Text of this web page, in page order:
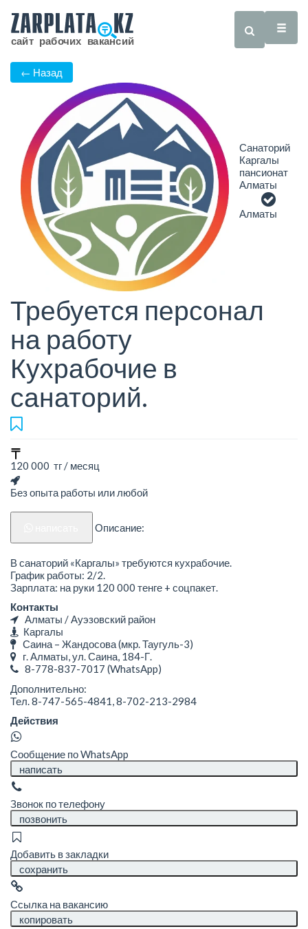
← Назад
Санаторий
Каргалы
пансионат
Алматы
Алматы
Требуется персонал
на работу
Кухрабочие в
санаторий.
120 000 тг / месяц
Без опыта работы или любой
Описание:
В санаторий «Каргалы» требуются кухрабочие.
График работы: 2/2.
Зарплата: на руки 120 000 тенге + соцпакет.
Контакты
Алматы / Ауэзовский район
Каргалы
Саина – Жандосова (мкр. Таугуль-3)
г. Алматы, ул. Саина, 184-Г.
8-778-837-7017 (WhatsApp)
Дополнительно:
Тел. 8-747-565-4841, 8-702-213-2984
Действия
Сообщение по WhatsApp
написать
Звонок по телефону
позвонить
Добавить в закладки
сохранить
Ссылка на вакансию
копировать